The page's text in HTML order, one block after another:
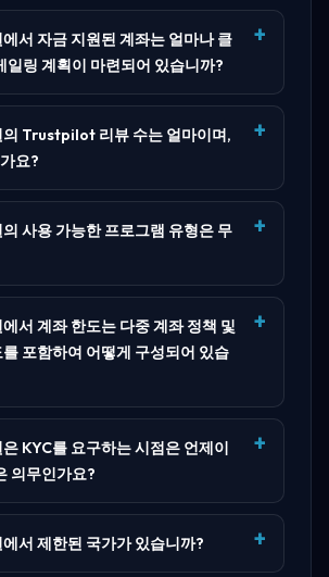
서 자금 지원된 계좌는 얼마나 클
일링 계획이 마련되어 있습니까?
의 Trustpilot 리뷰 수는 얼마이며,
요?
사용 가능한 프로그램 유형은 무
서 계좌 한도는 다중 계좌 정책 및
포함하여 어떻게 구성되어 있습
KYC를 요구하는 시점은 언제이
의무인가요?
서 제한된 국가가 있습니까?